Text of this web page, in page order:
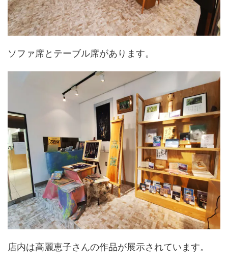
ソファ席とテーブル席があります。
店内は高麗恵子さんの作品が展示されています。